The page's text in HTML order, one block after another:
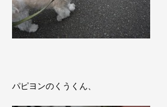
パピヨンのくうくん、